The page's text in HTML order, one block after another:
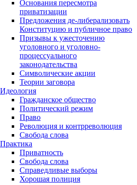
Основания пересмотра
приватизации
Предложения де-либерализовать
Конституцию и публичное право
Призывы к ужесточению
уголовного и уголовно-
процессуального
законодательства
Символические акции
Теории заговора
Идеология
Гражданское общество
Политический режим
Право
Революция и контрреволюция
Свобода слова
Практика
Приватность
Свобода слова
Справедливые выборы
Хорошая полиция